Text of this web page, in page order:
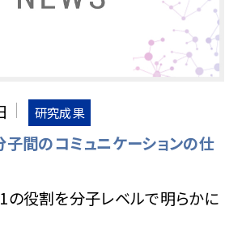
研究成果
間のコミュニケーションの仕
の役割を分子レベルで明らかに